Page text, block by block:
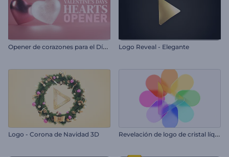
O
pener de corazones para el Día de San Valentín Logo Reveal - Elegante
Logo - Corona de Navidad 3D R
evelación de logo de cristal líquido